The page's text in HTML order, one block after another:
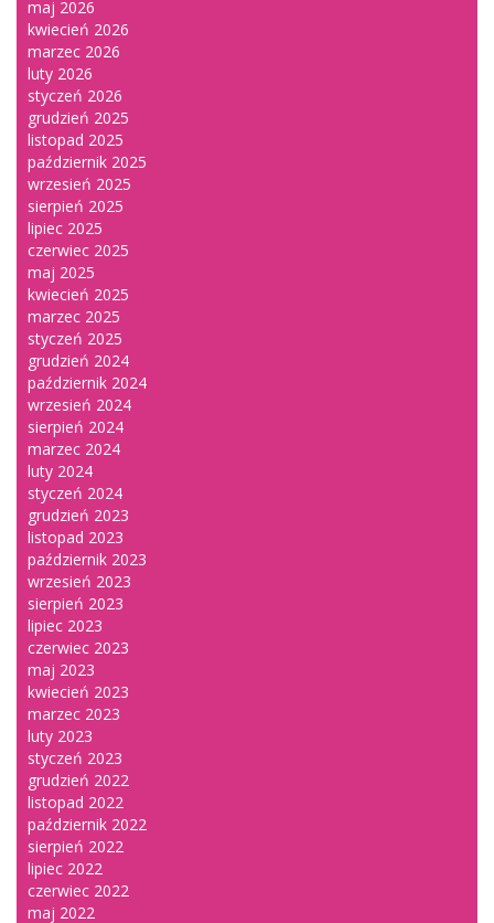
maj 2026
kwiecień 2026
marzec 2026
luty 2026
styczeń 2026
grudzień 2025
listopad 2025
październik 2025
wrzesień 2025
sierpień 2025
lipiec 2025
czerwiec 2025
maj 2025
kwiecień 2025
marzec 2025
styczeń 2025
grudzień 2024
październik 2024
wrzesień 2024
sierpień 2024
marzec 2024
luty 2024
styczeń 2024
grudzień 2023
listopad 2023
październik 2023
wrzesień 2023
sierpień 2023
lipiec 2023
czerwiec 2023
maj 2023
kwiecień 2023
marzec 2023
luty 2023
styczeń 2023
grudzień 2022
listopad 2022
październik 2022
sierpień 2022
lipiec 2022
czerwiec 2022
maj 2022